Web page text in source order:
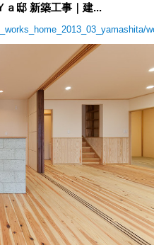
ａ邸 新築工事｜建...